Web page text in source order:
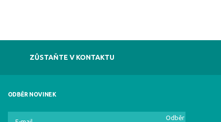
ZŮSTAŇTE V KONTAKTU
ODBĚR NOVINEK
Odběr